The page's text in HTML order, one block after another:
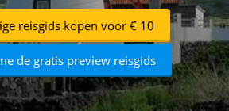
reisgids kopen voor € 10
de gratis preview reisgids